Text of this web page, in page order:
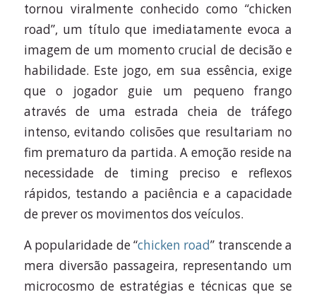
tornou viralmente conhecido como “chicken
road”, um título que imediatamente evoca a
imagem de um momento crucial de decisão e
habilidade. Este jogo, em sua essência, exige
que o jogador guie um pequeno frango
através de uma estrada cheia de tráfego
intenso, evitando colisões que resultariam no
fim prematuro da partida. A emoção reside na
necessidade de timing preciso e reflexos
rápidos, testando a paciência e a capacidade
de prever os movimentos dos veículos.
A popularidade de “chicken road” transcende a
mera diversão passageira, representando um
microcosmo de estratégias e técnicas que se